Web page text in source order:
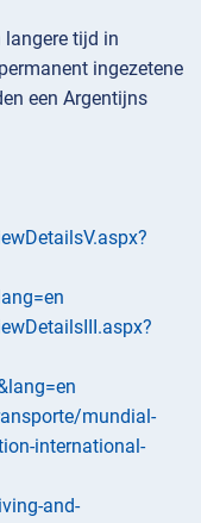
langere tijd in
ingezetene
een Argentijns
mundial-
international-
and-